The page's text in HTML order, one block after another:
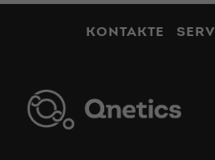
KONTAKTE